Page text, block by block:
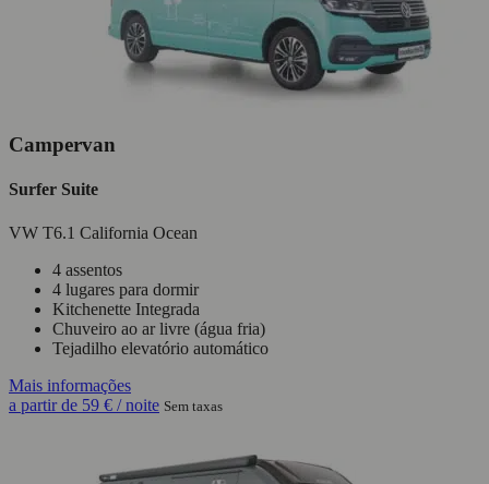
Campervan
Surfer Suite
VW T6.1 California Ocean
4 assentos
4 lugares para dormir
Kitchenette Integrada
Chuveiro ao ar livre (água fria)
Tejadilho elevatório automático
Mais informações
a partir de 59 € / noite Sem taxas